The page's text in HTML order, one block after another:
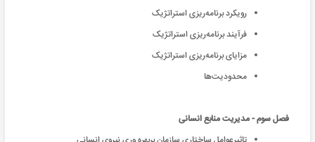
رویکرد برنامه‌ریزی استراتژیک
فرآیند برنامه‌ریزی استراتژیک
مزایای برنامه‌ریزی استراتژیک
محدودیت‌ها
فصل سوم - مدیریت منابع انسانی